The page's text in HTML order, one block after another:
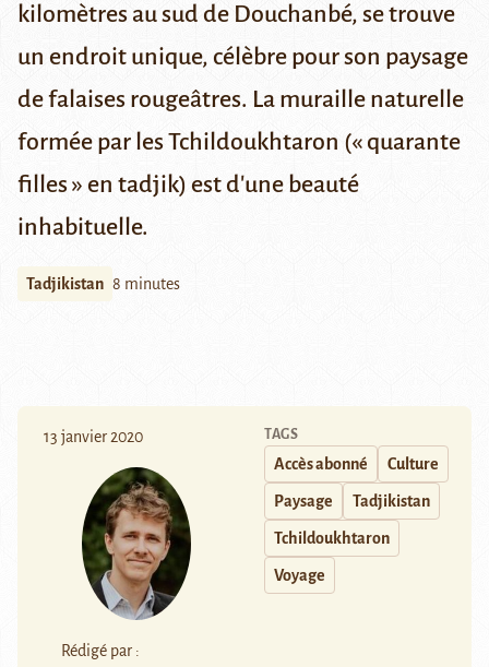
kilomètres au sud de Douchanbé, se trouve
un endroit unique, célèbre pour son paysage
de falaises rougeâtres. La muraille naturelle
formée par les Tchildoukhtaron (« quarante
filles » en tadjik) est d'une beauté
inhabituelle.
Tadjikistan 8 minutes
13 janvier 2020
Rédigé par :
TAGS
Accès abonné Culture
Paysage Tadjikistan
Tchildoukhtaron
Voyage